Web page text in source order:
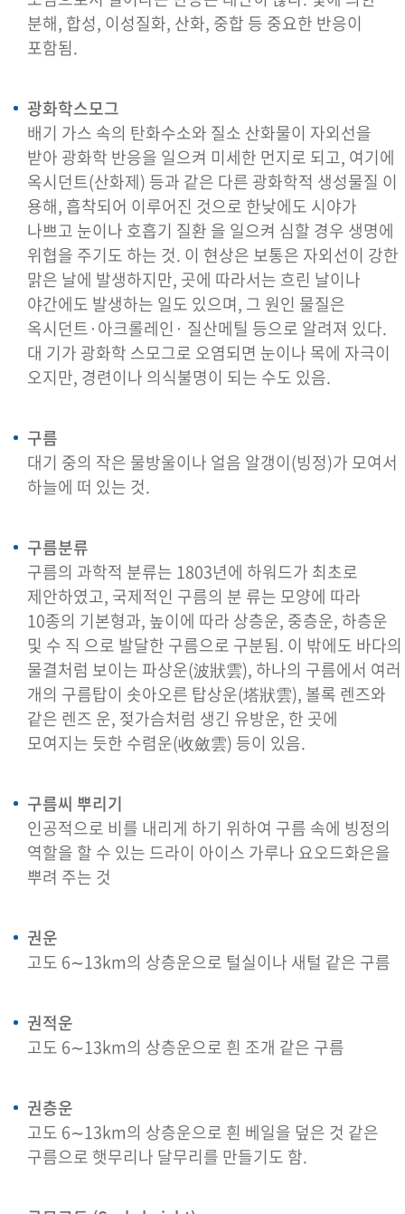
분해, 합성, 이성질화, 산화, 중합 등 중요한 반응이
포함됨.
광화학스모그
배기 가스 속의 탄화수소와 질소 산화물이 자외선을
받아 광화학 반응을 일으켜 미세한 먼지로 되고, 여기에
옥시던트(산화제) 등과 같은 다른 광화학적 생성물질 이
용해, 흡착되어 이루어진 것으로 한낮에도 시야가
나쁘고 눈이나 호흡기 질환 을 일으켜 심할 경우 생명에
위협을 주기도 하는 것. 이 현상은 보통은 자외선이 강한
맑은 날에 발생하지만, 곳에 따라서는 흐린 날이나
야간에도 발생하는 일도 있으며, 그 원인 물질은
옥시던트·아크롤레인· 질산메틸 등으로 알려져 있다.
대 기가 광화학 스모그로 오염되면 눈이나 목에 자극이
오지만, 경련이나 의식불명이 되는 수도 있음.
구름
대기 중의 작은 물방울이나 얼음 알갱이(빙정)가 모여서
하늘에 떠 있는 것.
구름분류
구름의 과학적 분류는 1803년에 하워드가 최초로
제안하였고, 국제적인 구름의 분 류는 모양에 따라
10종의 기본형과, 높이에 따라 상층운, 중층운, 하층운
및 수 직 으로 발달한 구름으로 구분됨. 이 밖에도 바다의
물결처럼 보이는 파상운(波狀雲), 하나의 구름에서 여러
개의 구름탑이 솟아오른 탑상운(塔狀雲), 볼록 렌즈와
같은 렌즈 운, 젖가슴처럼 생긴 유방운, 한 곳에
모여지는 듯한 수렴운(收斂雲) 등이 있음.
구름씨 뿌리기
인공적으로 비를 내리게 하기 위하여 구름 속에 빙정의
역할을 할 수 있는 드라이 아이스 가루나 요오드화은을
뿌려 주는 것
권운
고도 6∼13km의 상층운으로 털실이나 새털 같은 구름
권적운
고도 6∼13km의 상층운으로 흰 조개 같은 구름
권층운
고도 6∼13km의 상층운으로 흰 베일을 덮은 것 같은
구름으로 햇무리나 달무리를 만들기도 함.